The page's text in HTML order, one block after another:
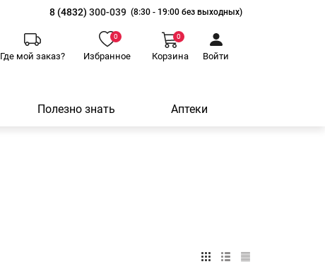
8 (4832) 300-039 (8:30 - 19:00 без выходных)
Где мой заказ?
0
Избранное
0
Корзина Войти
Полезно знать Аптеки